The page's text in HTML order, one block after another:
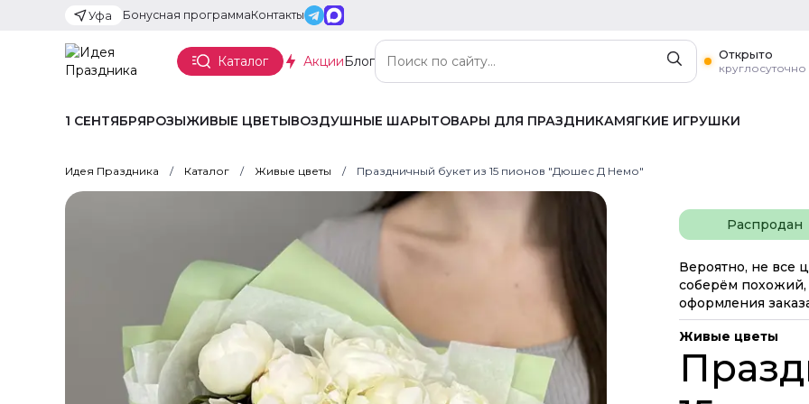
Уфа Бонусная программаКонтакты
Каталог АкцииБлог
Открыто
круглосуточно
1 СЕНТЯБРЯРОЗЫЖИВЫЕ ЦВЕТЫВОЗДУШНЫЕ ШАРЫТОВАРЫ ДЛЯ ПРАЗДНИКАМЯГКИЕ ИГРУШКИ
Идея Праздника Каталог Живые цветы Праздничный букет из 15 пионов "Дюшес Д Немо"
Распродан
Вероятно, не все
соберём похожий,
оформления
Живые цветы